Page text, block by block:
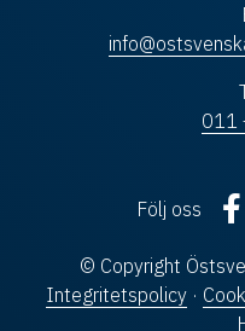
011
Följ oss
© Copyright
Integritetspolicy ·